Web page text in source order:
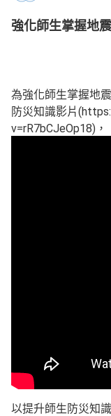
強化師生掌握地
為強化師生掌握地
防災知識影片
v=rR7bCJeOp18)，
以提升師生防災知